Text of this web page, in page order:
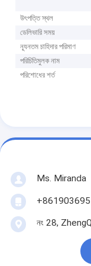
উৎপত্তি স্থল
ডেলিভারি সময়
ন্যূনতম চাহিদার পরিমাণ
পরিচিতিমুলক নাম
পরিশোধের শর্ত
Ms. Miranda
নং 28,